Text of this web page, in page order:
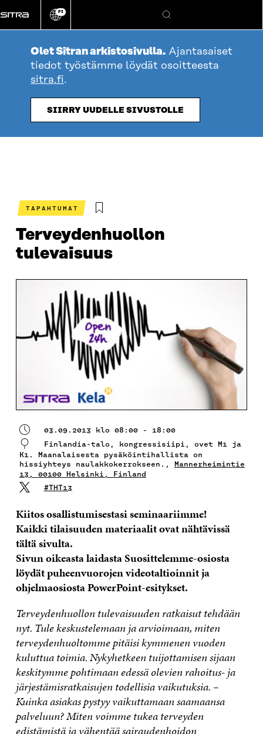
suoraan
sisältöön
Vaihda
kieli
FI
Hae
Olet Sitran arkistosivulla. Ajantasaiset
tiedot työstämme löydät osoitteesta
sitra.fi.
SIIRRY UUDELLE SIVUSTOLLE
TAPAHTUMAT
Terveydenhuollon
tulevaisuus
03.09.2013 klo 08:00 - 18:00
Finlandia-talo, kongressisiipi, ovet M1 ja
K1. Maanalaisesta pysäköintihallista on
hissiyhteys naulakkokerrokseen., Mannerheimintie
13, 00100 Helsinki, Finland
#THT13
Kiitos osallistumisestasi seminaariimme!
Kaikki tilaisuuden materiaalit ovat nähtävissä
tältä sivulta.
Sivun oikeasta laidasta Suosittelemme-osiosta
löydät puheenvuorojen videotaltioinnit ja
ohjelmaosiosta PowerPoint-esitykset.
Terveydenhuollon tulevaisuuden ratkaisut tehdään
nyt. Tule keskustelemaan ja arvioimaan, miten
terveydenhuoltomme pitäisi kymmenen vuoden
kuluttua toimia. Nykyhetkeen tuijottamisen sijaan
keskitymme pohtimaan edessä olevien rahoitus- ja
järjestämisratkaisujen todellisia vaikutuksia. –
Kuinka asiakas pystyy vaikuttamaan saamaansa
palveluun? Miten voimme tukea terveyden